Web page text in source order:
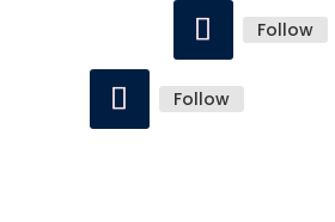
Follow
Follow